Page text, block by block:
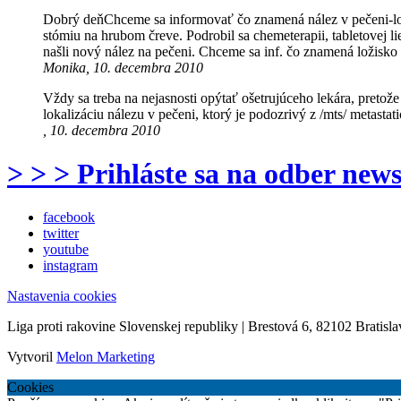
Dobrý deňChceme sa informovať čo znamená nález v
stómiu na hrubom čreve. Podrobil sa chemeterapii,
našli nový nález na pečeni. Chceme sa inf. čo znamená
Monika, 10. decembra 2010
Vždy sa treba na nejasnosti opýtať ošetrujúceho lekára,
lokalizáciu nálezu v pečeni, ktorý je podozrivý z /mts/
, 10. decembra 2010
> > > Prihláste sa na odber
facebook
twitter
youtube
instagram
Nastavenia cookies
Liga proti rakovine Slovenskej republiky | Brestová 6, 82102
Vytvoril Melon Marketing
Cookies